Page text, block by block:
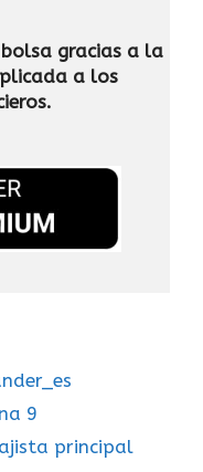
gracias a la
a los
9
principal